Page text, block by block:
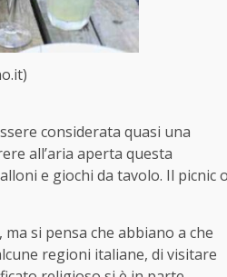
considerata quasi una
all’aria aperta questa
e giochi da tavolo. Il picnic
si pensa che abbiano a che
regioni italiane, di visitare